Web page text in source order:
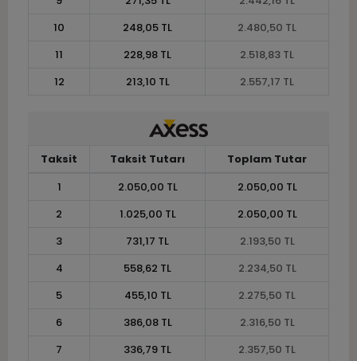
10
248,05 TL
2.480,50 TL
11
228,98 TL
2.518,83 TL
12
213,10 TL 2.557,17 TL
Taksit Taksit Tutarı
Toplam Tutar
1
2.050,00 TL
2.050,00 TL
2
1.025,00 TL
2.050,00 TL
3
731,17 TL
2.193,50 TL
4
558,62 TL
2.234,50 TL
5
455,10 TL
2.275,50 TL
6
386,08 TL
2.316,50 TL
7
336,79 TL
2.357,50 TL